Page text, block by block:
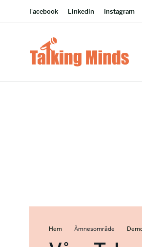
Facebook Linkedin Instagram
Hem Ämnesområde